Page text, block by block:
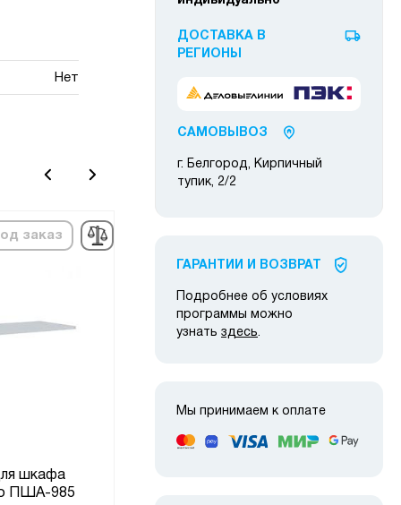
Нет
заказ
шкафа
ПША-985
ДОСТАВКА В
РЕГИОНЫ
САМОВЫВОЗ
г. Белгород, Кирпичный
тупик, 2/2
ГАРАНТИИ И ВОЗВРАТ
Подробнее об условиях
программы можно
узнать здесь.
Мы принимаем к оплате